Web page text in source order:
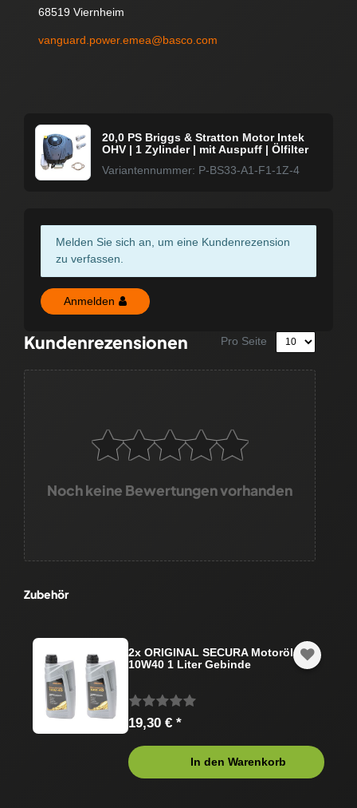
68519 Viernheim
vanguard.power.emea@basco.com
20,0 PS Briggs & Stratton Motor Intek
OHV | 1 Zylinder | mit Auspuff | Ölfilter
Variantennummer: P-BS33-A1-F1-1Z-4
Melden Sie sich an, um eine Kundenrezension
zu verfassen.
Anmelden
Kundenrezensionen Pro Seite
Noch keine Bewertungen vorhanden
Zubehör
2x ORIGINAL SECURA Motoröl
10W40 1 Liter Gebinde
19,30 € *
In den Warenkorb